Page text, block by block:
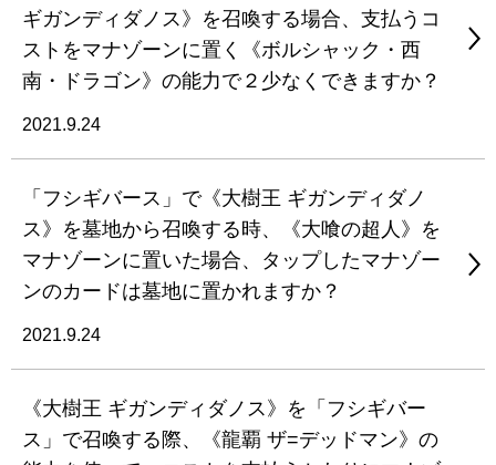
ギガンディダノス》を召喚する場合、支払うコ
ストをマナゾーンに置く《ボルシャック・西
南・ドラゴン》の能力で２少なくできますか？
2021.9.24
「フシギバース」で《大樹王 ギガンディダノ
ス》を墓地から召喚する時、《大喰の超人》を
マナゾーンに置いた場合、タップしたマナゾー
ンのカードは墓地に置かれますか？
2021.9.24
《大樹王 ギガンディダノス》を「フシギバー
ス」で召喚する際、《龍覇 ザ=デッドマン》の